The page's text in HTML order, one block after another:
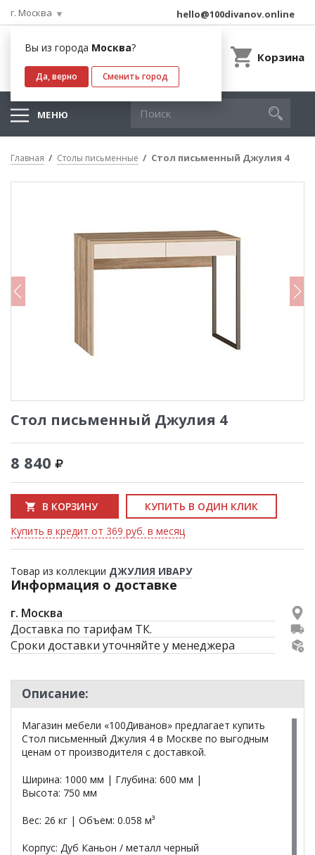
г. Москва
Вы из города Москва?
Да, верно Сменить город
hello@100divanov.online
Корзина
МЕНЮ
Главная Столы письменные Стол письменный Джулия 4
Стол письменный Джулия 4
8 840
В КОРЗИНУ
КУПИТЬ В ОДИН КЛИК
Купить в кредит от 369 руб. в месяц
Товар из коллекции ДЖУЛИЯ ИВАРУ
Информация о доставке
г. Москва
Доставка по тарифам ТК.
Сроки доставки уточняйте у менеджера
Описание:
Магазин мебели «100Диванов» предлагает купить
Стол письменный Джулия 4 в Москве по выгодным
ценам от производителя с доставкой.
Ширина: 1000 мм | Глубина: 600 мм |
Высота: 750 мм
Вес: 26 кг | Объем: 0.058 м³
Корпус: Дуб Каньон / металл черный